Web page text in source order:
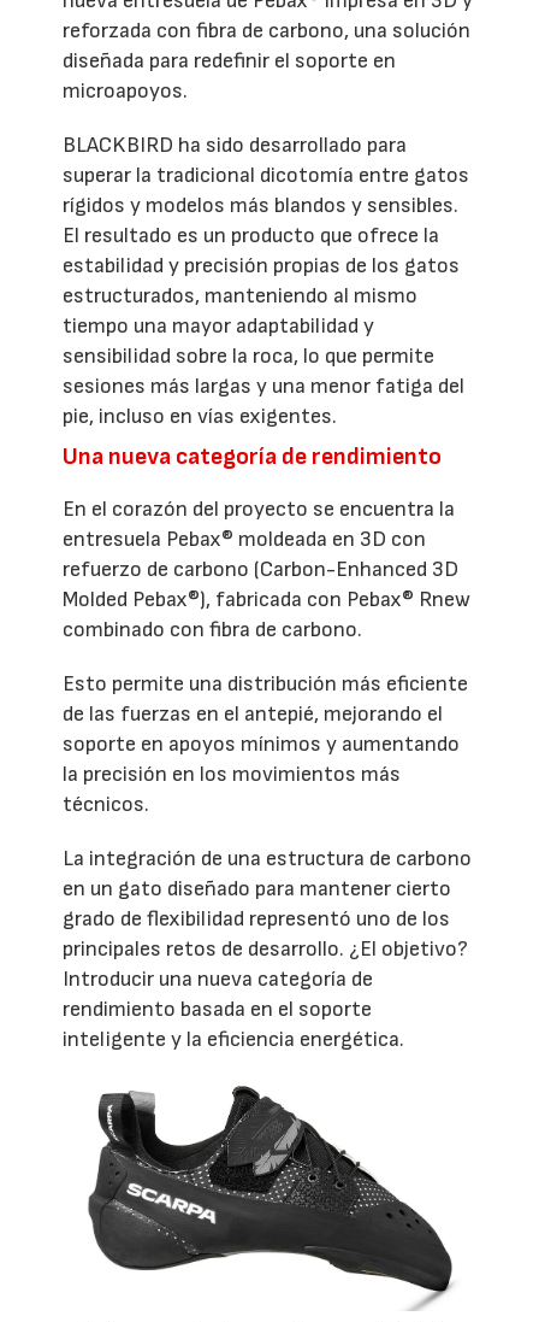
reforzada con fibra de carbono, una solución
diseñada para redefinir el soporte en
microapoyos.
BLACKBIRD ha sido desarrollado para
superar la tradicional dicotomía entre gatos
rígidos y modelos más blandos y sensibles.
El resultado es un producto que ofrece la
estabilidad y precisión propias de los gatos
estructurados, manteniendo al mismo
tiempo una mayor adaptabilidad y
sensibilidad sobre la roca, lo que permite
sesiones más largas y una menor fatiga del
pie, incluso en vías exigentes.
Una nueva categoría de rendimiento
En el corazón del proyecto se encuentra la
entresuela Pebax® moldeada en 3D con
refuerzo de carbono (Carbon-Enhanced 3D
Molded Pebax®), fabricada con Pebax® Rnew
combinado con fibra de carbono.
Esto permite una distribución más eficiente
de las fuerzas en el antepié, mejorando el
soporte en apoyos mínimos y aumentando
la precisión en los movimientos más
técnicos.
La integración de una estructura de carbono
en un gato diseñado para mantener cierto
grado de flexibilidad representó uno de los
principales retos de desarrollo. ¿El objetivo?
Introducir una nueva categoría de
rendimiento basada en el soporte
inteligente y la eficiencia energética.